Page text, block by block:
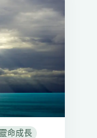
靈命成長